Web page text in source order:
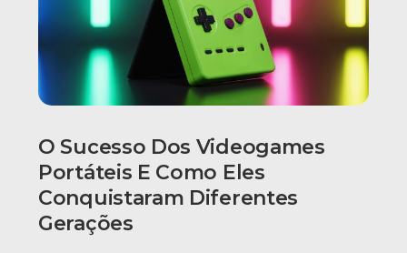
O Sucesso Dos Videogames
Portáteis E Como Eles
Conquistaram Diferentes
Gerações